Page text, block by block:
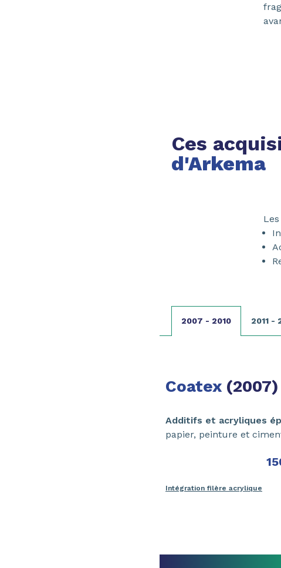
Ces
d'Arkema
2007 - 2010 2011 -
Coatex (2007)
Additifs et acryliques
papier, peinture et
Intégration filère acrylique